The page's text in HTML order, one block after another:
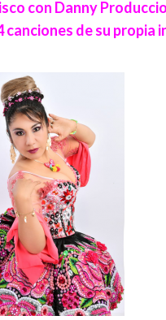
con Danny
canciones de su propia